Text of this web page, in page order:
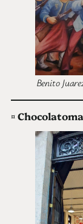
Benito
¤